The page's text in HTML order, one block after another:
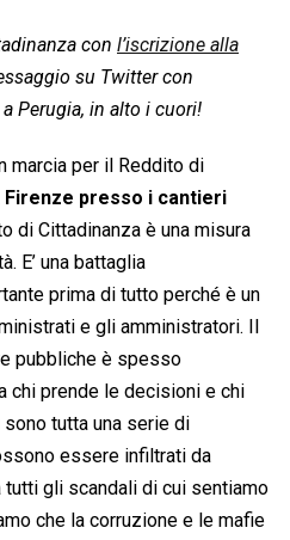
con l’iscrizione alla
su Twitter con
Perugia, in alto i cuori!
marcia per il Reddito di
Firenze presso i cantieri
di Cittadinanza è una misura
E’ una battaglia
prima di tutto perché è un
e gli amministratori. Il
pubbliche è spesso
chi prende le decisioni e chi
tutta una serie di
essere infiltrati da
gli scandali di cui sentiamo
che la corruzione e le mafie